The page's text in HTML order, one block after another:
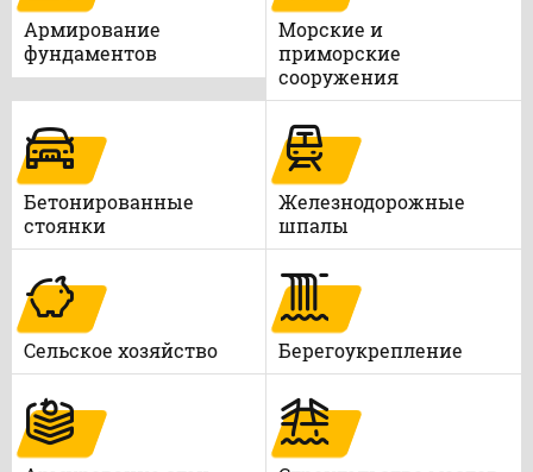
Армирование
фундаментов
Морские и
приморские
сооружения
Бетонированные
стоянки
Железнодорожные
шпалы
Сельское хозяйство Берегоукрепление